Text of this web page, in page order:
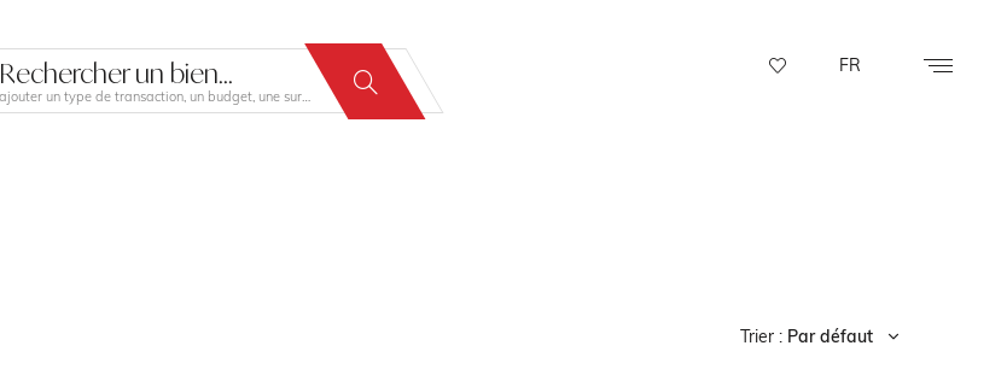
FR
Rechercher un bien...
Trier : Par défaut